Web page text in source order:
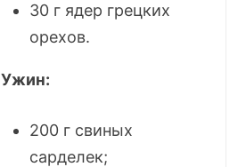
30 г ядер грецких
орехов.
Ужин:
200 г свиных
сарделек;